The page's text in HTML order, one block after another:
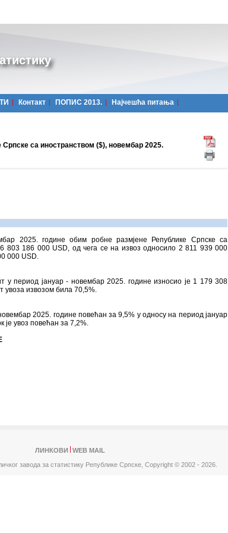
Контакт ПОПИС 2013. Најчешћa питања
Српске са иностранством ($), новембар 2025.
2025. године обим робне размјене Републике Српске са
6 803 186 000 USD, од чега се на извоз односило 2 811 939 000
000 USD.
у период јануар - новембар 2025. године износио је 1 179 308
увоза извозом била 70,5%.
2025. године повећан за 9,5% у односу на период јануар
је увоз повећан за 7,2%.
ЛИНКОВИ
WEB MAIL
завода за статистику Републике Српске, Copyright © 2002 - 2026.